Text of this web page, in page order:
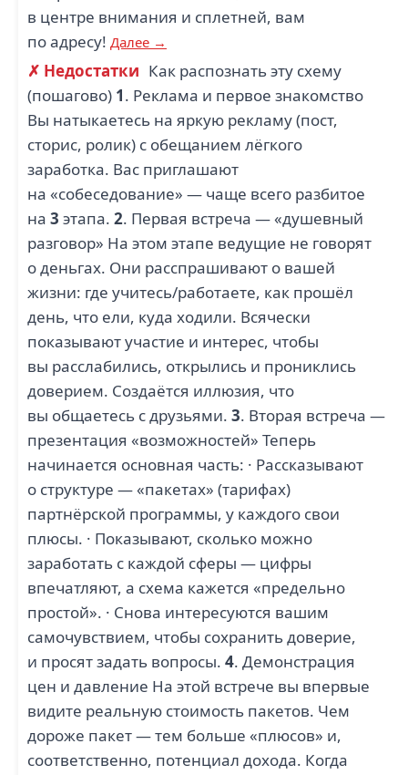
в центре внимания и сплетней, вам
по адресу! Далее →
✗ Недостатки Как распознать эту схему
(пошагово) 1. Реклама и первое знакомство
Вы натыкаетесь на яркую рекламу (пост,
сторис, ролик) с обещанием лёгкого
заработка. Вас приглашают
на «собеседование» — чаще всего разбитое
на 3 этапа. 2. Первая встреча — «душевный
разговор» На этом этапе ведущие не говорят
о деньгах. Они расспрашивают о вашей
жизни: где учитесь/работаете, как прошёл
день, что ели, куда ходили. Всячески
показывают участие и интерес, чтобы
вы расслабились, открылись и прониклись
доверием. Создаётся иллюзия, что
вы общаетесь с друзьями. 3. Вторая встреча —
презентация «возможностей» Теперь
начинается основная часть: · Рассказывают
о структуре — «пакетах» (тарифах)
партнёрской программы, у каждого свои
плюсы. · Показывают, сколько можно
заработать с каждой сферы — цифры
впечатляют, а схема кажется «предельно
простой». · Снова интересуются вашим
самочувствием, чтобы сохранить доверие,
и просят задать вопросы. 4. Демонстрация
цен и давление На этой встрече вы впервые
видите реальную стоимость пакетов. Чем
дороже пакет — тем больше «плюсов» и,
соответственно, потенциал дохода. Когда